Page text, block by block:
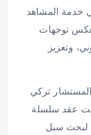
خدمة المشاهد
توجهات
وتعزيز
المستشار تركي
عقد سلسلة
لبحث سبل